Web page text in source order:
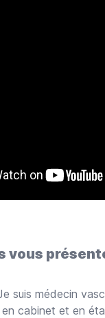
vous
suis médecin
cabinet et en